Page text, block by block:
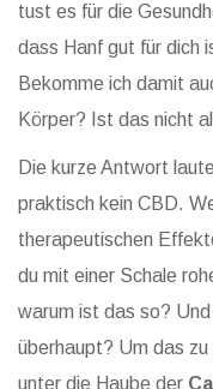
tust es für die
dass Hanf gut für dich
Bekomme ich damit
Körper? Ist das nicht
Die kurze Antwort
praktisch kein CBD.
therapeutischen
du mit einer Schale
warum ist das so?
überhaupt? Um das
unter die Haube der